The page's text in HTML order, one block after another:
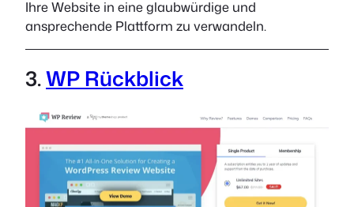
Ihre Website in eine glaubwürdige und
ansprechende Plattform zu verwandeln.
3.WP Rückblick